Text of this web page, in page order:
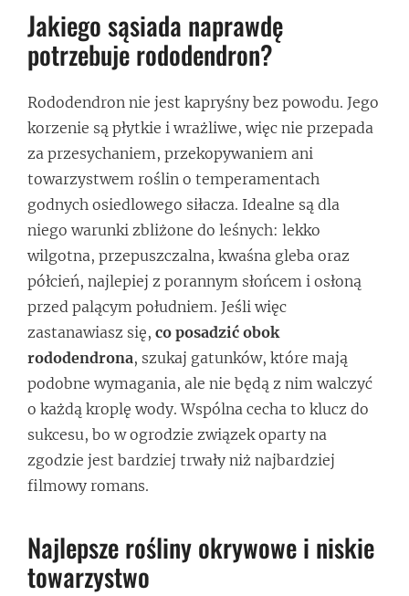
Jakiego sąsiada naprawdę
potrzebuje rododendron?
Rododendron nie jest kapryśny bez powodu. Jego
korzenie są płytkie i wrażliwe, więc nie przepada
za przesychaniem, przekopywaniem ani
towarzystwem roślin o temperamentach
godnych osiedlowego siłacza. Idealne są dla
niego warunki zbliżone do leśnych: lekko
wilgotna, przepuszczalna, kwaśna gleba oraz
półcień, najlepiej z porannym słońcem i osłoną
przed palącym południem. Jeśli więc
zastanawiasz się, co posadzić obok
rododendrona, szukaj gatunków, które mają
podobne wymagania, ale nie będą z nim walczyć
o każdą kroplę wody. Wspólna cecha to klucz do
sukcesu, bo w ogrodzie związek oparty na
zgodzie jest bardziej trwały niż najbardziej
filmowy romans.
Najlepsze rośliny okrywowe i niskie
towarzystwo